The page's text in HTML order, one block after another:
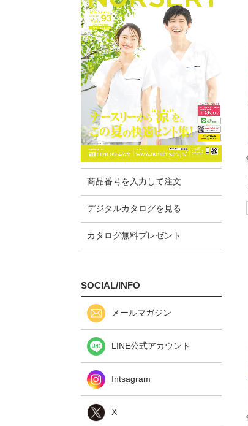
商品番号を入力して注文
デジタルカタログを見る
カタログ無料プレゼント
SOCIAL/INFO
メールマガジン
LINE公式アカウント
Intsagram
X